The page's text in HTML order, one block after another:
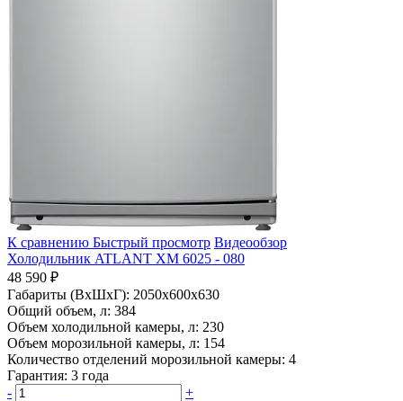
К сравнению Быстрый просмотр Видеообзор
Холодильник ATLANT ХМ 6025 - 080
48 590 ₽
Габариты (ВхШхГ): 2050x600x630
Общий объем, л: 384
Объем холодильной камеры, л: 230
Объем морозильной камеры, л: 154
Количество отделений морозильной камеры: 4
Гарантия: 3 года
-
+